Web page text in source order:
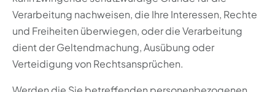
Verarbeitung nachweisen, die Ihre Interessen, Rechte
und Freiheiten überwiegen, oder die Verarbeitung
dient der Geltendmachung, Ausübung oder
Verteidigung von Rechtsansprüchen.